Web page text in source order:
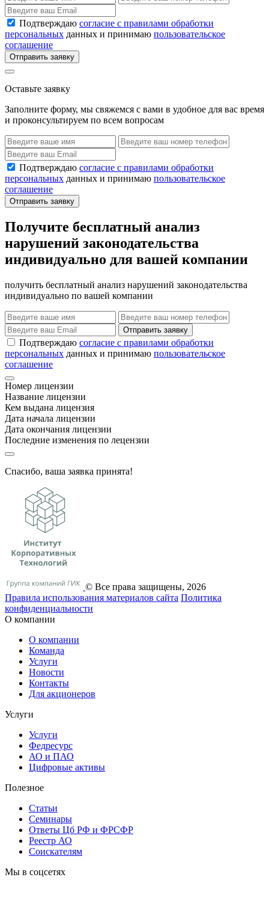
Подтверждаю согласие с правилами обработки
персональных данных и принимаю пользовательское
соглашение
Отправить заявку
Оставьте заявку
Заполните форму, мы свяжемся с вами в удобное для вас время
и проконсультируем по всем вопросам
Подтверждаю согласие с правилами обработки
персональных данных и принимаю пользовательское
соглашение
Отправить заявку
Получите бесплатный анализ
нарушений законодательства
индивидуально для вашей компании
получить бесплатный анализ нарушений законодательства
индивидуально по вашей компании
Отправить заявку
Подтверждаю согласие с правилами обработки
персональных данных и принимаю пользовательское
соглашение
Номер лицензии
Название лицензии
Кем выдана лицензия
Дата начала лицензии
Дата окончания лицензии
Последние изменения по лецензии
Спасибо, ваша заявка принята!
© Все права защищены, 2026
Правила использования материалов сайта Политика
конфиденциальности
О компании
О компании
Команда
Услуги
Новости
Контакты
Для акционеров
Услуги
Услуги
Федресурс
АО и ПАО
Цифровые активы
Полезное
Статьи
Cеминары
Ответы Цб РФ и ФРСФР
Реестр АО
Соискателям
Мы в соцсетях